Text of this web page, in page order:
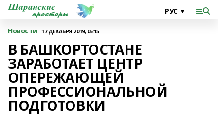
Новости 17 ДЕКАБРЯ 2019, 05:15
В БАШКОРТОСТАНЕ
ЗАРАБОТАЕТ ЦЕНТР
ОПЕРЕЖАЮЩЕЙ
ПРОФЕССИОНАЛЬНОЙ
ПОДГОТОВКИ